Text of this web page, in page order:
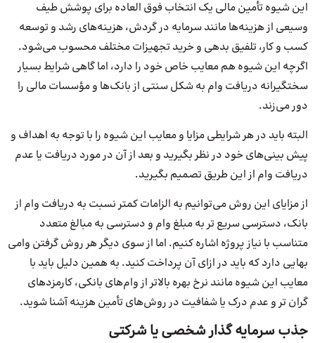
این شیوه تأمین مالی یک انتخاب فوق العاده برای پوشش طیف
وسیعی از هزینه‌ها مانند سرمایه در گردش، هزینه‌های رشد و توسعه
کسب و کار، تلفیق بدهی و خرید تجهیزات مختلف محسوب می‌شود.
اگرچه این شیوه هم معایب خاص خود را دارد، اما گاهی شرایط بسیار
سختگیرانه دریافت وام به شکل سنتی از بانک‌ها و مؤسسات مالی را
دور می‌زند.
البته باید در هر شرایطی مزایا و معایب این شیوه را با توجه به اهداف و
پیش بینی‌های خود در نظر بگیرید و بعد از آن در مورد دریافت یا عدم
دریافت وام از این طریق تصمیم بگیرید.
از مزایای این روش می‌توانیم به الزامات کمتر نسبت به دریافت وام از
بانک، دسترسی سریع تر به مبلغ وام و دسترسی به مبالغ متعدد
متناسب با نیاز پروژه اشاره کنیم. اما از سوی دیگر هر روش گرفتن وامی
بهایی دارد که باید در ازای آن پرداخت کنید. به همین دلیل باید با
معایب این شیوه مانند نرخ بهره بالاتر از وام‌های بانکی، کارمزدهای
گران تر و عدم درک یا شفافیت در روش‌های تأمین هزینه آشنا شوید.
جذب سرمایه گذار شخصی یا شرکتی